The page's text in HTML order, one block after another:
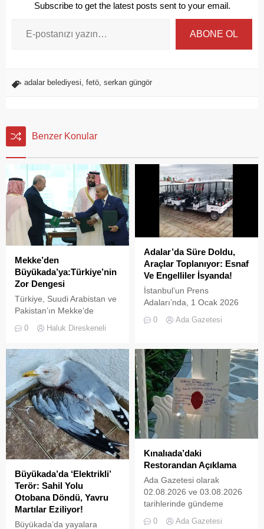
Subscribe to get the latest posts sent to your email.
ABONE OL
adalar belediyesi fetö serkan güngör
Benzer Konular
Mekke’den
Büyükada’ya:Türkiye’nin
Zor Dengesi
Türkiye, Suudi Arabistan ve
Pakistan’ın Mekke’de
Anlaşması, bölgesel
bir dönemin işareti olabilir.
Anlaşmayı şimdiden “İslam
NATO’su” olarak
tanımlamak için erken.
Ancak Türkiye açısından
önemli olan, Ankara’nın aynı
anda NATO üyesi olması,
Suudi Arabistan ve
Pakistan’la savunma
İran’la yaklaşık dört yüzyıllık
bir...
0 Haluk Direskeneli
Adalar’da Süre Doldu,
Araçlar Toplanıyor: Esnaf
Ve Engelliler İsyanda!
İstanbul’un Prens
Adaları’nda, 1 Ocak 2026
L2 sınıfı (3 tekerlekli)
kullanımını yasaklayan
UKOME kararının ardından
tanınan ek süre sona erdi.
İki kez uzatılarak 31
Temmuz 2026 tarihine
kadar esnetilen sürenin
dolmasıyla birlikte, Adalar
genelinde emniyet ve zabıta
araçların toplatılma
işlemlerine başlandı....
0 Ada Gazetesi
Büyükada’da ‘Elektrikli’
Terör: Sahil Yolu
Otobana Döndü, Yavru
Martılar Eziliyor!
Büyükada’da yayalara
Kınalıada’daki
Restorandan Açıklama
Ada Gazetesi olarak
02.08.2026 ve 03.08.2026
tarihlerinde gündeme
0 Ada Gazetesi